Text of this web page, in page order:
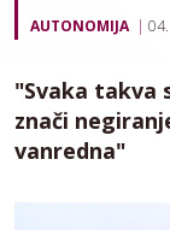
AUTONOMIJA
"Svaka takva
znači
vanredna"